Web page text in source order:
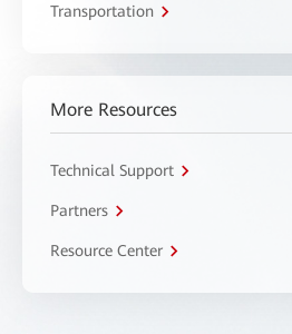
Transportation
More Resources
Technical Support
Partners
Resource Center